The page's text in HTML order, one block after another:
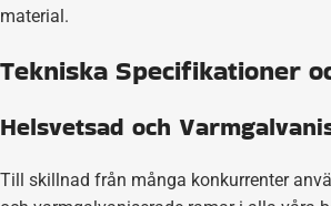
material.
Tekniska Specifikationer
Helsvetsad och
Till skillnad från många konkurrenter